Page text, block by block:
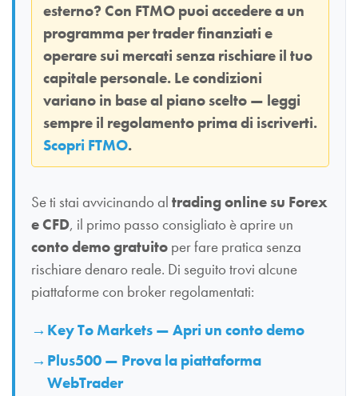
esterno? Con FTMO puoi accedere a un
programma per trader finanziati e
operare sui mercati senza rischiare il tuo
capitale personale. Le condizioni
variano in base al piano scelto — leggi
sempre il regolamento prima di iscriverti.
Scopri FTMO.
Se ti stai avvicinando al trading online su Forex
e CFD, il primo passo consigliato è aprire un
conto demo gratuito per fare pratica senza
rischiare denaro reale. Di seguito trovi alcune
piattaforme con broker regolamentati:
Key To Markets — Apri un conto demo
Plus500 — Prova la piattaforma
WebTrader